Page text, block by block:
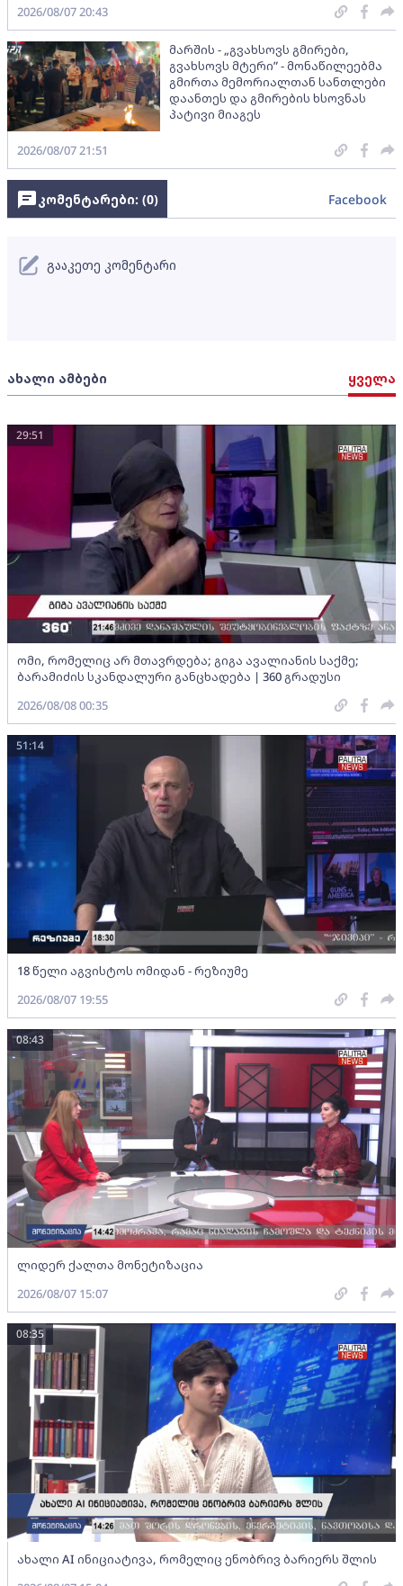
2026/08/07 20:43
მარშის - „გვახსოვს გმირები,
გვახსოვს მტერი” - მონაწილეებმა
გმირთა მემორიალთან სანთლები
დაანთეს და გმირების ხსოვნას
პატივი მიაგეს
2026/08/07 21:51
ახალი ამბები ყველა
ომი, რომელიც არ მთავრდება; გიგა ავალიანის საქმე;
ბარამიძის სკანდალური განცხადება | 360 გრადუსი
29:51
2026/08/08 00:35
18 წელი აგვისტოს ომიდან - რეზიუმე
51:14
2026/08/07 19:55
ლიდერ ქალთა მონეტიზაცია
08:43
2026/08/07 15:07
ახალი AI ინიციატივა, რომელიც ენობრივ ბარიერს შლის
08:35
კომენტარები: (0) Facebook
გააკეთე კომენტარი